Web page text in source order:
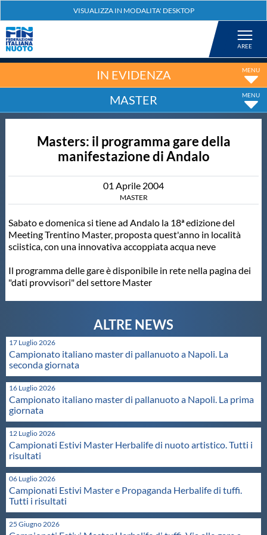
Nuoto
Tuffi
Salvamento
Master
GUG
Scuole Nuoto
Propaganda
Centri Federali
Area Legislativa
IN EVIDENZA
MASTER
Masters: il programma gare della
manifestazione di Andalo
01 Aprile 2004
MASTER
Sabato e domenica si tiene ad Andalo la 18ª edizione del
Meeting Trentino Master, proposta quest'anno in località
sciistica, con una innovativa accoppiata acqua neve
Il programma delle gare è disponibile in rete nella pagina dei
"dati provvisori" del settore Master
17 Luglio 2026
Campionato italiano master di pallanuoto a Napoli. La
seconda giornata
16 Luglio 2026
Campionato italiano master di pallanuoto a Napoli. La prima
giornata
12 Luglio 2026
Campionati Estivi Master Herbalife di nuoto artistico. Tutti i
risultati
06 Luglio 2026
Campionati Estivi Master e Propaganda Herbalife di tuffi.
Tutti i risultati
25 Giugno 2026